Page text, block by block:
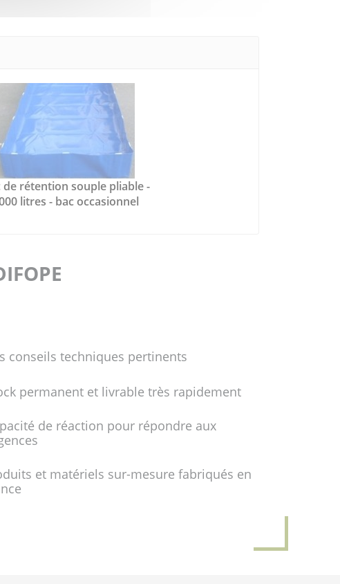
de rétention souple pliable -
litres - bac occasionnel
conseils techniques pertinents
permanent et livrable très rapidement
de réaction pour répondre aux
et matériels sur-mesure fabriqués en